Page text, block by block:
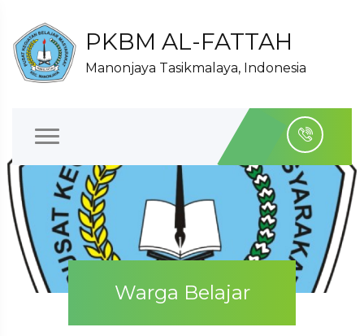
PKBM AL-FATTAH
Manonjaya Tasikmalaya, Indonesia
Warga Belajar